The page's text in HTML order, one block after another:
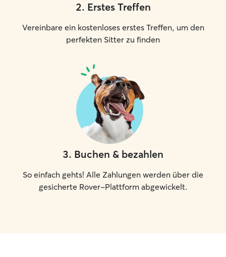
2. Erstes Treffen
Vereinbare ein kostenloses erstes Treffen, um den
perfekten Sitter zu finden
3. Buchen & bezahlen
So einfach gehts! Alle Zahlungen werden über die
gesicherte Rover-Plattform abgewickelt.